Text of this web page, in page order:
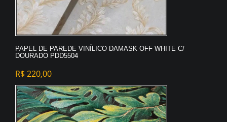
PAPEL DE PAREDE VINÍLICO DAMASK OFF WHITE C/
DOURADO PDD5504
R$ 220,00